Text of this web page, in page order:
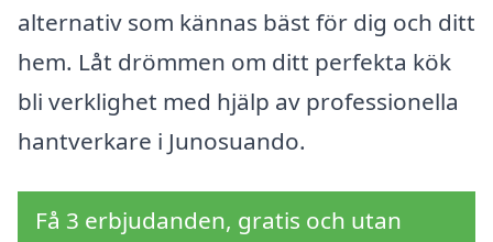
alternativ som kännas bäst för dig och ditt
hem. Låt drömmen om ditt perfekta kök
bli verklighet med hjälp av professionella
hantverkare i Junosuando.
Få 3 erbjudanden, gratis och utan